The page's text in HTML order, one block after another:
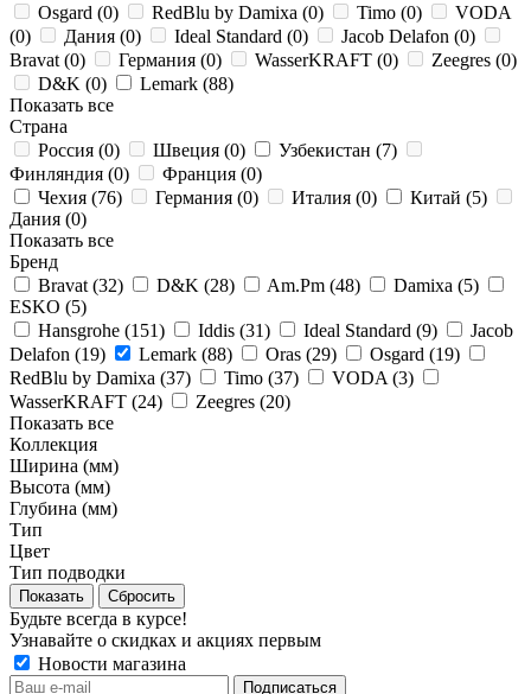
Osgard (0) RedBlu by Damixa (0) Timo (0)
VODA
(0) Дания (0) Ideal Standard (0) Jacob Delafon (0)
Bravat (0) Германия (0) WasserKRAFT (0) Zeegres (0)
D&K (0) Lemark (88)
Показать все
Страна
Россия (0) Швеция (0) Узбекистан (7)
Финляндия (0) Франция (0)
Чехия (76) Германия (0) Италия (0) Китай (5)
Дания (0)
Показать все
Бренд
Bravat (32) D&K (28) Am.Pm (48) Damixa (5)
ESKO (5)
Hansgrohe (151) Iddis (31) Ideal Standard (9)
Jacob
Delafon (19) Lemark (88) Oras (29) Osgard (19)
RedBlu by Damixa (37) Timo (37) VODA (3)
WasserKRAFT (24) Zeegres (20)
Показать все
Коллекция
Ширина (мм)
Высота (мм)
Глубина (мм)
Тип
Цвет
Тип подводки
Сбросить
Будьте всегда в курсе!
Узнавайте о скидках и акциях первым
Новости магазина